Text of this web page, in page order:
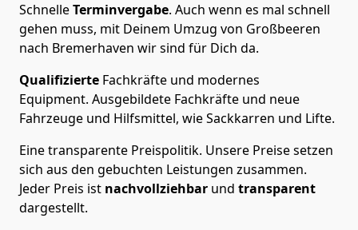
SchnelleTerminvergabe. Auch wenn es mal schnell
gehen muss, mit Deinem Umzug von Großbeeren
nach Bremer­haven wir sind für Dich da.
Qualifizierte Fachkräfte und modernes
Equipment. Ausgebildete Fachkräfte und neue
Fahrzeuge und Hilfsmittel, wie Sackkarren und Lifte.
Eine transparente Preispolitik. Unsere Preise setzen
sich aus den gebuchten Leistungen zusammen.
Jeder Preis ist nachvollziehbar und transparent
dargestellt.